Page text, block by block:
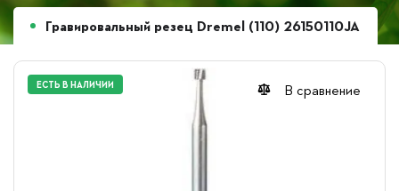
Гравировальный резец Dremel (110) 26150110JA
В сравнение
ЕСТЬ В НАЛИЧИИ